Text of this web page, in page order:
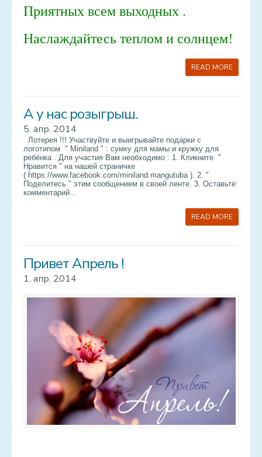
Приятных всем выходных .
Наслаждайтесь теплом и солнцем!
READ MORE
А у нас розыгрыш.
5. апр. 2014
Лотерея !!! Участвуйте и выигрывайте подарки с
логотипом " Miniland " : сумку для мамы и кружку для
ребёнка . Для участия Вам необходимо : 1. Кликните "
Нравится " на нашей страничке
( https://www.facebook.com/miniland.mangutuba ). 2. "
Поделитесь " этим сообщением в своей ленте. 3. Оставьте
комментарий...
READ MORE
Привет Апрель !
1. апр. 2014